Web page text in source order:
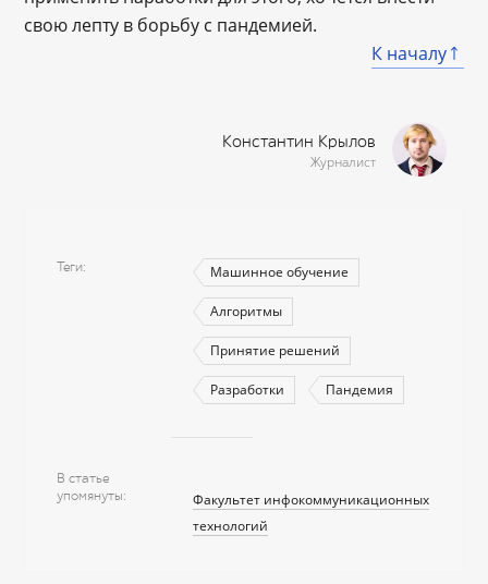
свою лепту в борьбу с пандемией.
К началу
Константин Крылов
Журналист
Теги Машинное обучение
Алгоритмы
Принятие решений
Разработки Пандемия
В статье
упомянуты
Факультет инфокоммуникационных
технологий